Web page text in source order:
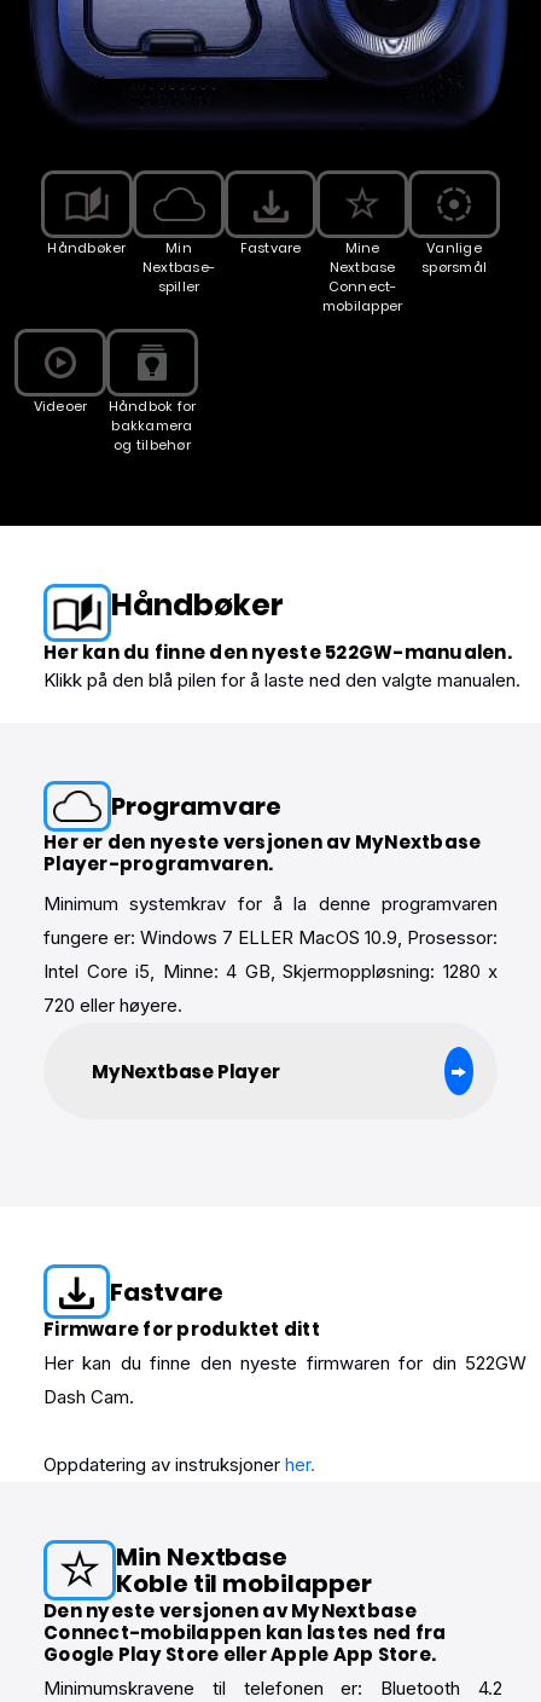
Håndbøker
Min
Nextbase-
spiller
Fastvare
Mine
Nextbase
Connect-
mobilapper
Vanlige
spørsmål
Videoer
Håndbok for
bakkamera
og tilbehør
Håndbøker
Her kan du finne den nyeste 522GW-manualen.
Klikk på den blå pilen for å laste ned den valgte manualen.
Programvare
Her er den nyeste versjonen av MyNextbase
Player-programvaren.
Minimum systemkrav for å la denne programvaren
fungere er: Windows 7 ELLER MacOS 10.9, Prosessor:
Intel Core i5, Minne: 4 GB, Skjermoppløsning: 1280 x
720 eller høyere.
MyNextbase Player
Fastvare
Firmware for produktet ditt
Her kan du finne den nyeste firmwaren for din 522GW
Dash Cam.
Oppdatering av instruksjoner her.
Min Nextbase
Koble til mobilapper
Den nyeste versjonen av MyNextbase
Connect-mobilappen kan lastes ned fra
Google Play Store eller Apple App Store.
Minimumskravene til telefonen er: Bluetooth 4.2